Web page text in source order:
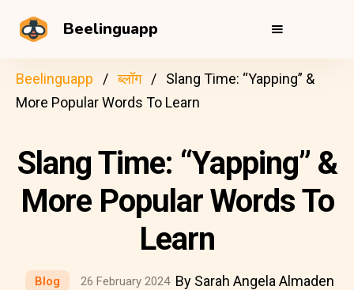
Beelinguapp
Beelinguapp ब्लॉग
Slang Time: “Yapping” &
More Popular Words To Learn
Slang Time: “Yapping” &
More Popular Words To
Learn
Blog 26 February 2024 By Sarah Angela Almaden